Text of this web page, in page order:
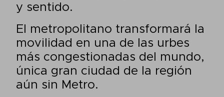
y sentido.
El metropolitano transformará la
movilidad en una de las urbes
más congestionadas del mundo,
única gran ciudad de la región
aún sin Metro.